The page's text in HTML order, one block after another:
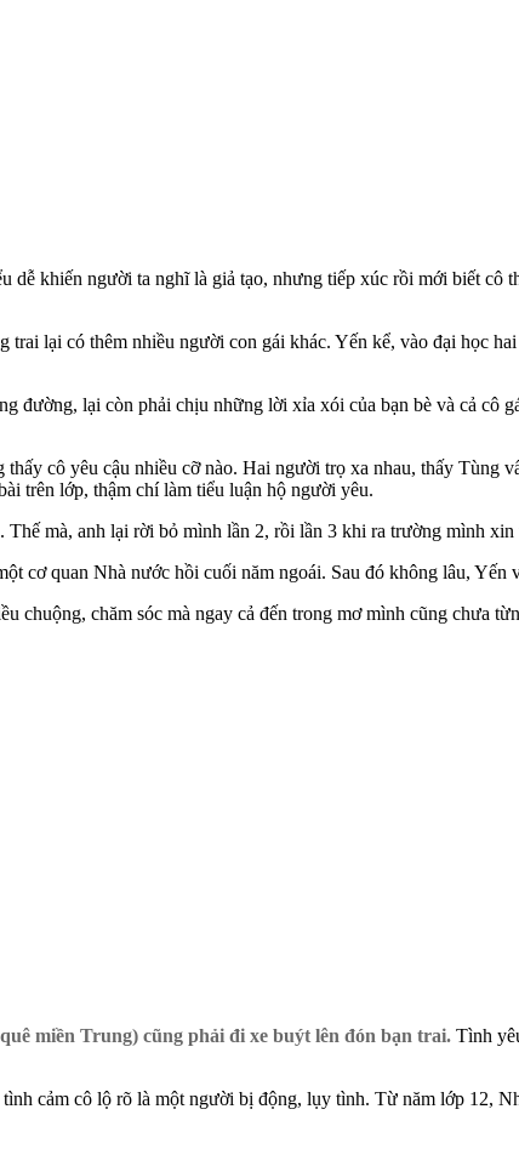
khiến người ta nghĩ là giả tạo, nhưng tiếp xúc rồi mới biết cô
lại có thêm nhiều người con gái khác. Yến kể, vào đại học
đường, lại còn phải chịu những lời xỉa xói của bạn bè và cả cô
cô yêu cậu nhiều cỡ nào. Hai người trọ xa nhau, thấy Tùng
trên lớp, thậm chí làm tiểu luận hộ người yêu.
mà, anh lại rời bỏ mình lần 2, rồi lần 3 khi ra trường mình
cơ quan Nhà nước hồi cuối năm ngoái. Sau đó không lâu, Yến
chăm sóc mà ngay cả đến trong mơ mình cũng chưa
miền Trung) cũng phải đi xe buýt lên đón bạn trai. Tình
cảm cô lộ rõ là một người bị động, lụy tình. Từ năm lớp 12,